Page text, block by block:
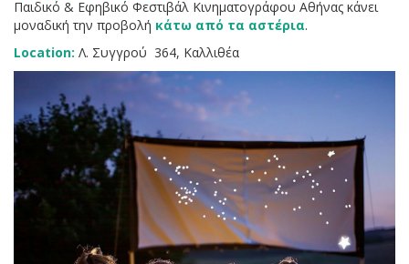
Παιδικό & Εφηβικό Φεστιβάλ Κινηματογράφου Αθήνας κάνει
μοναδική την προβολή κάτω από τα αστέρια.
Location: Λ. Συγγρού 364, Καλλιθέα